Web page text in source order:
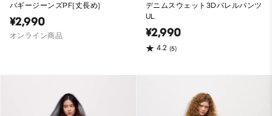
バギージーンズPF(丈長め)
¥2,990
オンライン商品
デニムスウェット3Dバレルパンツ
UL
¥2,990
4.2 (5)